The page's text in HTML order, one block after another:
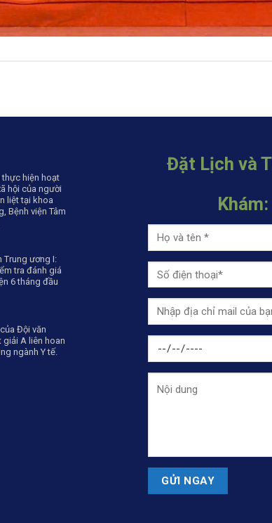
hiện hoạt
hội của người
liệt tại khoa
Bệnh viện Tâm
Trung ương I:
tra đánh giá
6 tháng đầu
Đội văn
giải A liên hoan
ngành Y tế.
Đặt Lịch và
Khám: